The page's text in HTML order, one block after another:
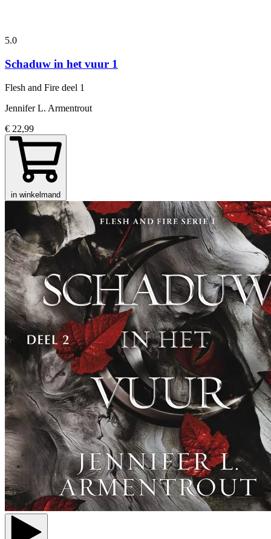
5.0
Schaduw in het vuur 1
Flesh and Fire deel 1
Jennifer L. Armentrout
€ 22,99
in winkelmand